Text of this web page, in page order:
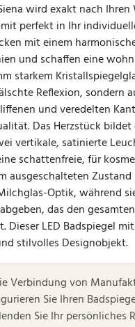
wird exakt nach
perfekt in Ihr
mit einem
und schaffen eine
starkem
Reflexion, sondern
und veredelten
Das Herzstück
vertikale, satinierte
schattenfreie, für
ausgeschalteten
Optik, während
das den
Dieser LED Badspiegel
stilvolles Designobjekt.
Verbindung von
Sie Ihren
Sie Ihr persönliches